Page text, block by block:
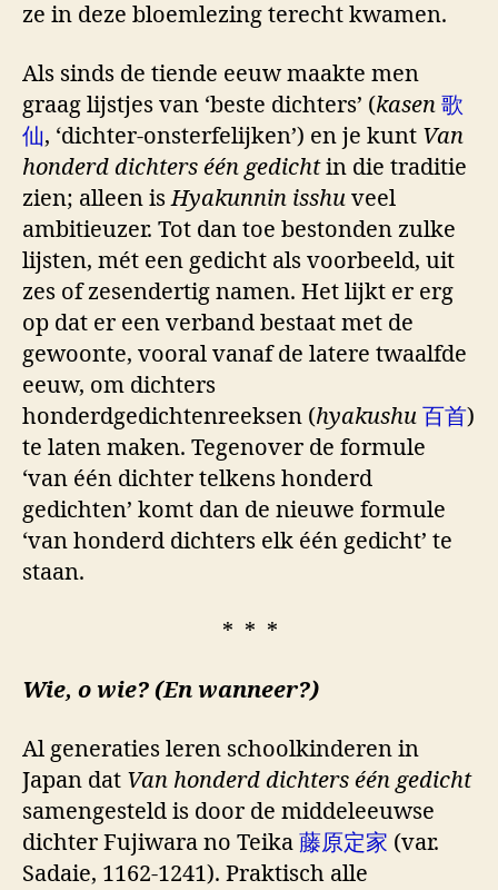
ze in deze bloemlezing terecht kwamen.
Als sinds de tiende eeuw maakte men
graag lijstjes van ‘beste dichters’ (kasen 歌
仙, ‘dichter-onsterfelijken’) en je kunt Van
honderd dichters één gedichtin die traditie
zien; alleen isHyakunnin isshu veel
ambitieuzer. Tot dan toe bestonden zulke
lijsten, mét een gedicht als voorbeeld, uit
zes of zesendertig namen. Het lijkt er erg
op dat er een verband bestaat met de
gewoonte, vooral vanaf de latere twaalfde
eeuw, om dichters
honderdgedichtenreeksen (hyakushu 百首)
te laten maken. Tegenover de formule
‘van één dichter telkens honderd
gedichten’ komt dan de nieuwe formule
‘van honderd dichters elk één gedicht’ te
staan.
* * *
Wie, o wie? (En wanneer?)
Al generaties leren schoolkinderen in
Japan dat Van honderd dichters één gedicht
samengesteld is door de middeleeuwse
dichter Fujiwara no Teika 藤原定家 (var.
Sadaie, 1162-1241). Praktisch alle